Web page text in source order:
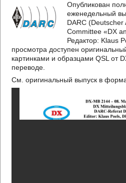
Опубликован
еженедельный
DARC
Committee «DX
Редактор: Klaus
просмотра доступен
картинками и образцами QSL от
переводе.
См. оригинальный выпуск в